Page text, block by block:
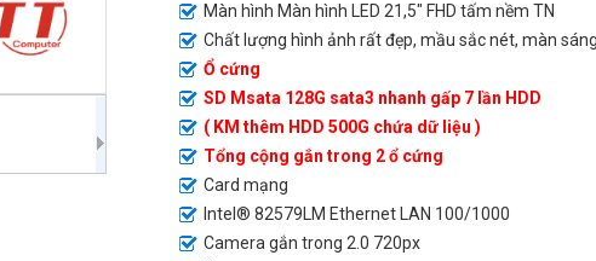
Màn hình Màn hình LED 21,5" FHD tấm nềm TN
Chất lượng hình ảnh rất đẹp, mầu sắc nét, màn
Ổ cứng
SD Msata 128G sata3 nhanh gấp 7 lần HDD
( KM thêm HDD 500G chứa dữ liệu )
Tổng cộng gắn trong 2 ổ cứng
Card mạng
Intel® 82579LM Ethernet LAN 100/1000
Camera gắn trong 2.0 720px